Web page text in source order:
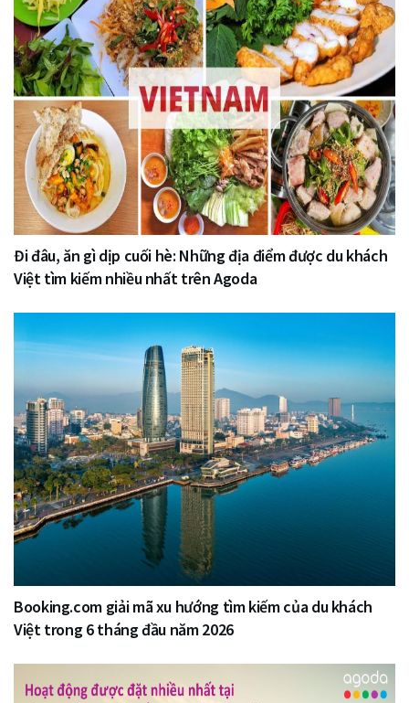
Đi đâu, ăn gì dịp cuối hè: Những địa điểm được du khách
Việt tìm kiếm nhiều nhất trên Agoda
Booking.com giải mã xu hướng tìm kiếm của du khách
Việt trong 6 tháng đầu năm 2026